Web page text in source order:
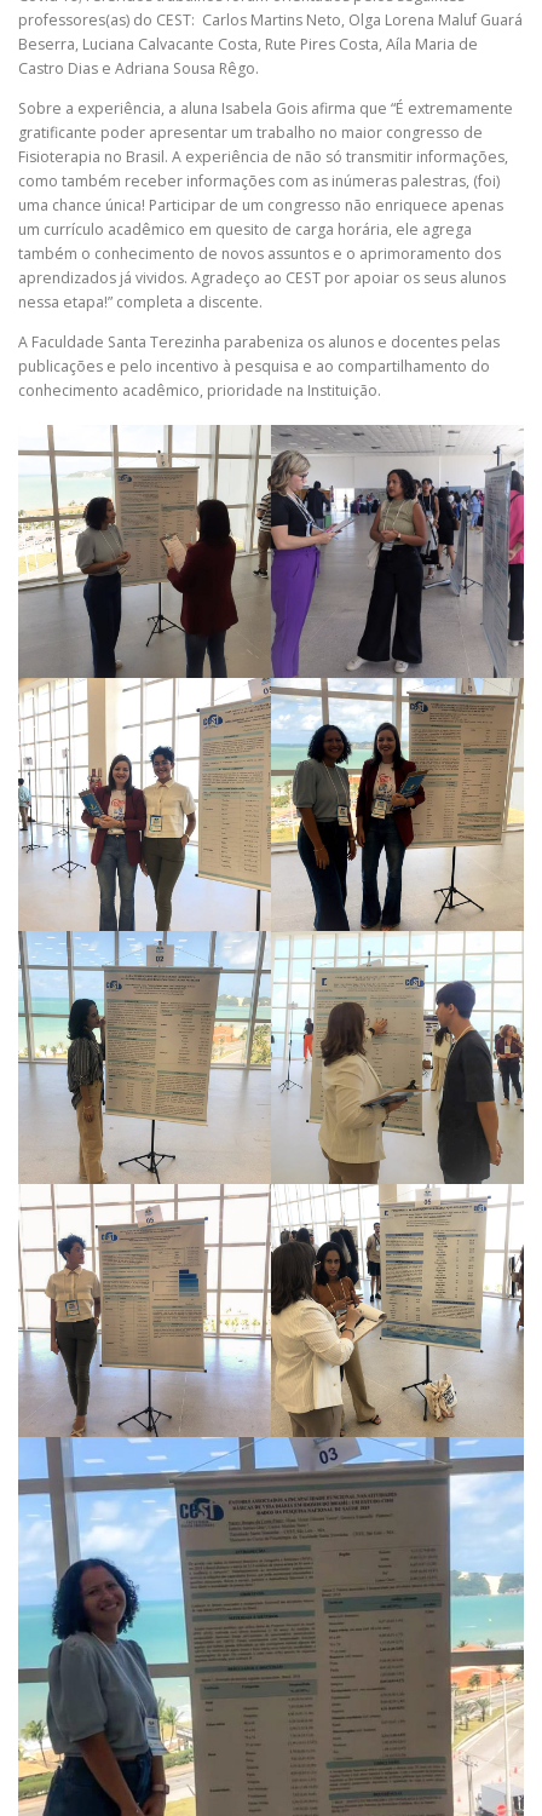
professores(as) do CEST: Carlos Martins Neto, Olga Lorena Maluf Guará
Beserra, Luciana Calvacante Costa, Rute Pires Costa, Aíla Maria de
Castro Dias e Adriana Sousa Rêgo.
Sobre a experiência, a aluna Isabela Gois afirma que “É extremamente
gratificante poder apresentar um trabalho no maior congresso de
Fisioterapia no Brasil. A experiência de não só transmitir informações,
como também receber informações com as inúmeras palestras, (foi)
uma chance única! Participar de um congresso não enriquece apenas
um currículo acadêmico em quesito de carga horária, ele agrega
também o conhecimento de novos assuntos e o aprimoramento dos
aprendizados já vividos. Agradeço ao CEST por apoiar os seus alunos
nessa etapa!” completa a discente.
A Faculdade Santa Terezinha parabeniza os alunos e docentes pelas
publicações e pelo incentivo à pesquisa e ao compartilhamento do
conhecimento acadêmico, prioridade na Instituição.